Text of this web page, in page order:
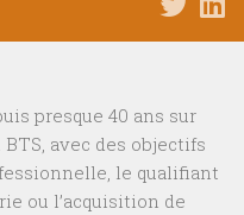
presque 40 ans sur
avec des objectifs
le qualifiant
ou l’acquisition de